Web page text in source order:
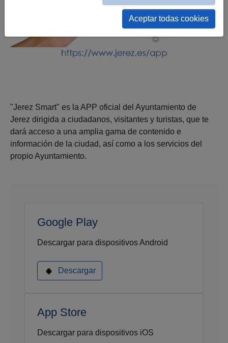
"Jerez Smart" es la APP oficial del Ayuntamiento de
Jerez dirigida a ciudadanos, visitantes y turistas, que te
dará acceso a una amplia gama de contenido e
información de la ciudad, así como a los servicios del
propio Ayuntamiento.
Google Play
Descargar para dispositivos Android
Descargar
App Store
Descargar para dispositivos iOS
Aceptar todas cookies